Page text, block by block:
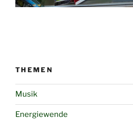
THEMEN
Musik
Energiewende